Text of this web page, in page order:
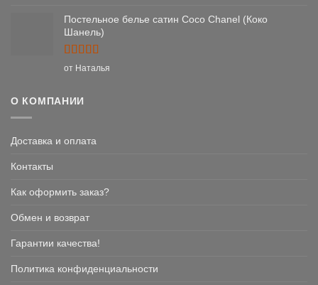
Постельное белье сатин Coco Chanel (Коко
Шанель)
Оценка5
от Наталья
О КОМПАНИИ
Доставка и оплата
Контакты
Как оформить заказ?
Обмен и возврат
Гарантии качества!
Политика конфиденциальности